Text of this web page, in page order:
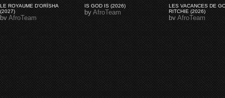
LE ROYAUME D'ORÏSHA
(2027)
byAfroTeam
IS GOD IS (2026)
byAfroTeam
LES VACANCES DE
RITCHIE (2026)
byAfroTeam